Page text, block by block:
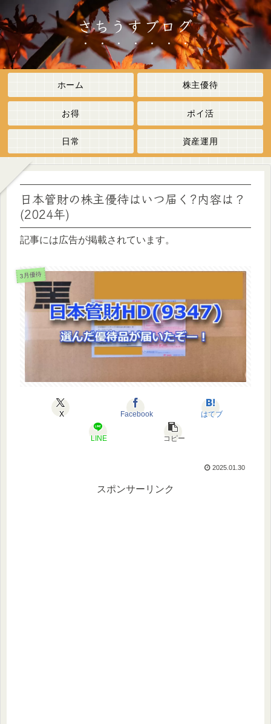
さちうすブログ
ホーム 株主優待
お得 ポイ活
日常 資産運用
日本管財の株主優待はいつ届く?内容は？
(2024年)
記事には広告が掲載されています。
3月優待
X Facebook はてブ
LINE コピー
2025.01.30
スポンサーリンク